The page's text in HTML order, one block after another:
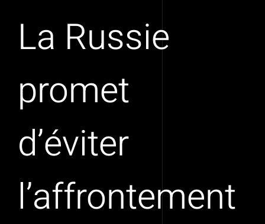
La Russie
promet
d’éviter
l’affrontement